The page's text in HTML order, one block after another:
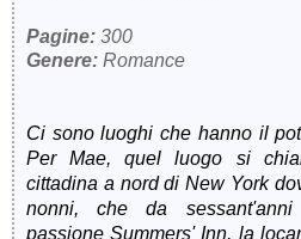
Pagine: 300
Genere: Romance
Ci sono luoghi che hanno il
Per Mae, quel luogo si
cittadina a nord di New York
nonni, che da
passione Summers' Inn, la